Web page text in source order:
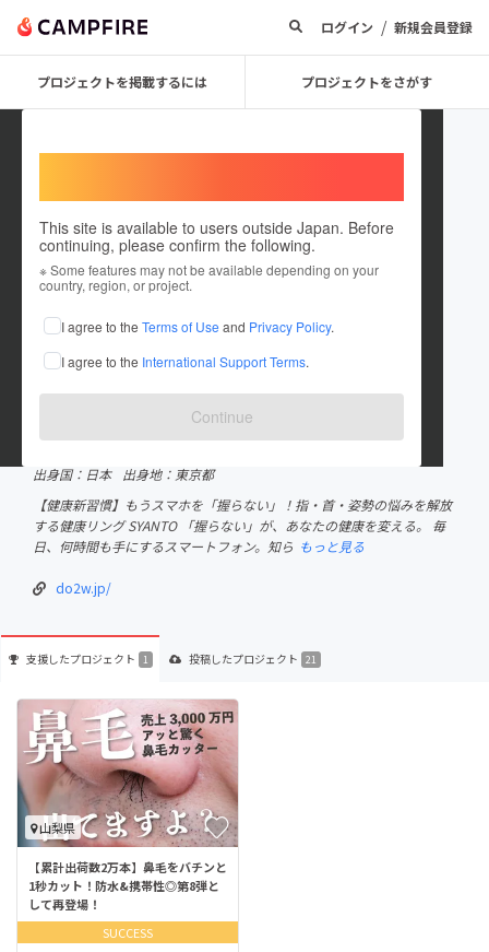
ログイン / 新規会員登録
プロジェクトを掲載するには プロジェクトをさがす
This site is available to users outside Japan. Before
continuing, please confirm the following.
※ Some features may not be available depending on your
country, region, or project.
I agree to the Terms of Use and Privacy Policy.
I agree to the International Support Terms.
Continue
SYANTO
これまでに1回支援して21件のプロジェクトを投稿しています
CAMPFIREクラウドファンディングアワード受賞履歴
出身国：日本
出身地：東京都
【健康新習慣】もうスマホを「握らない」！指・首・姿勢の悩みを解放
する健康リング SYANTO 「握らない」が、あなたの健康を変える。 毎
日、何時間も手にするスマートフォン。知ら もっと見る
do2w.jp/
支援したプロジェクト 1 投稿したプロジェクト 21
山梨県
【累計出荷数2万本】鼻毛をバチンと
1秒カット！防水&携帯性◎第8弾と
して再登場！
SUCCESS